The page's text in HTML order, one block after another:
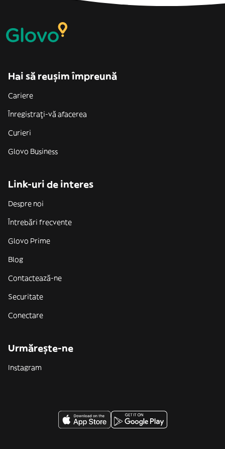
Hai să reușim împreună
Cariere
Înregistrați-vă afacerea
Curieri
Glovo Business
Link-uri de interes
Despre noi
Întrebări frecvente
Glovo Prime
Blog
Contactează-ne
Securitate
Conectare
Urmărește-ne
Instagram